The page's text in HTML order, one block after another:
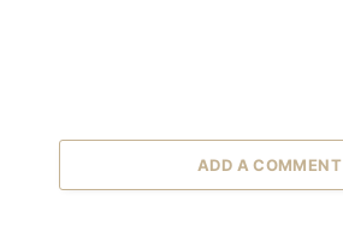
ADD A COMMENT